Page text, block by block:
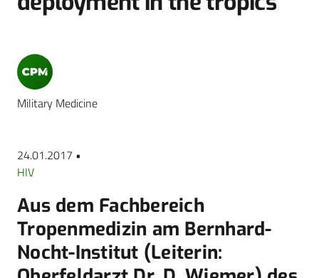
Military Medicine
24.01.2017 •
HIV
Aus dem Fachbereich
Tropenmedizin am Bernhard-
Nocht-Institut (Leiterin: